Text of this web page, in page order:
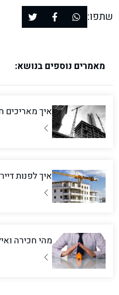
שתפו:
מאמרים נוספים בנושא:
איך מאריכים
איך לפנות
מהי חכירה